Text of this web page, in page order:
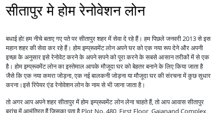
सीतापुर मे होम रेनोवेशन लोन
बधाई हो! हम नीचे बताए गए पते पर सीतापुर शहर में सेवा दे रहे हैं। हम पिछले जनवरी 2013 से इस
महान शहर की सेवा कर रहे हैं।होम इम्प्रूवमेंट लोन अपने घर को एक नया रूप देने और अपनी
इच्छा के अनुसार इसे रेनोवेट करने के अपने सपने को पूरा करने के सबसे आसान तरीकों में से एक
है।होम इम्प्रूवमेंट लोन का इस्तेमाल आपके मौजूदा घर को बेहतर बनाने के लिए किया जाता है
जैसे कि एक नया कमरा जोड़ना, एक नई बालकनी जोड़ना या मौजूदा घर की संरचना में कुछ सुधार
करना।इसे रिपेयर एंड रेनोवेशन लोन के नाम से भी जाना जाता है।
तो अगर आप अपने शहर सीतापुर मेंहोम इम्प्रूवमेंट लोनलेना चाहते हैं, तो आप आवास सीतापुर
ब्रांच में आमंत्रित हैं जिसका पता है Plot No. 480, First Floor, Gajanand Complex,